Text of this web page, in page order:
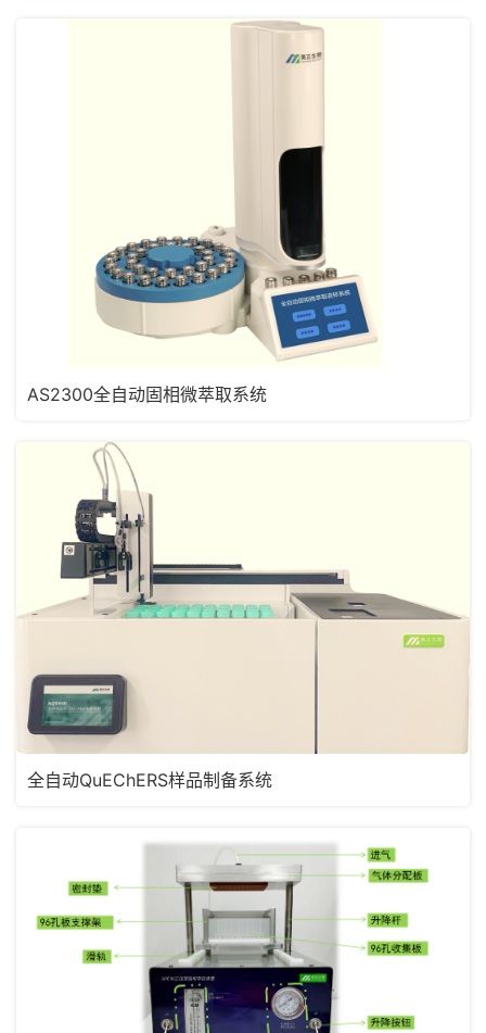
AS2300全自动固相微萃取系统
全自动QuEChERS样品制备系统